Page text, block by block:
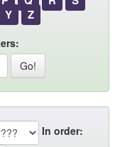
Y Z
In order: